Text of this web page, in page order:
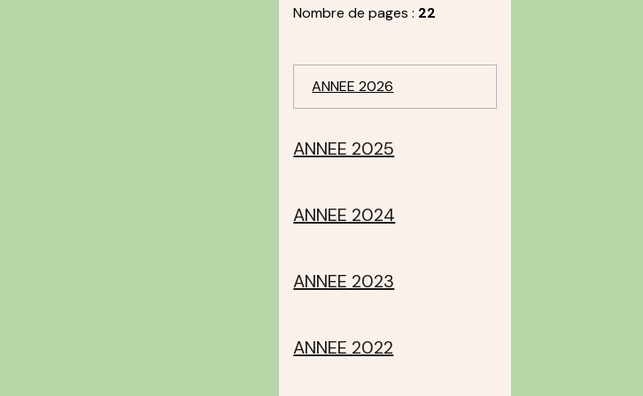
Nombre de pages : 22
ANNEE 2026
ANNEE 2025
ANNEE 2024
ANNEE 2023
ANNEE 2022